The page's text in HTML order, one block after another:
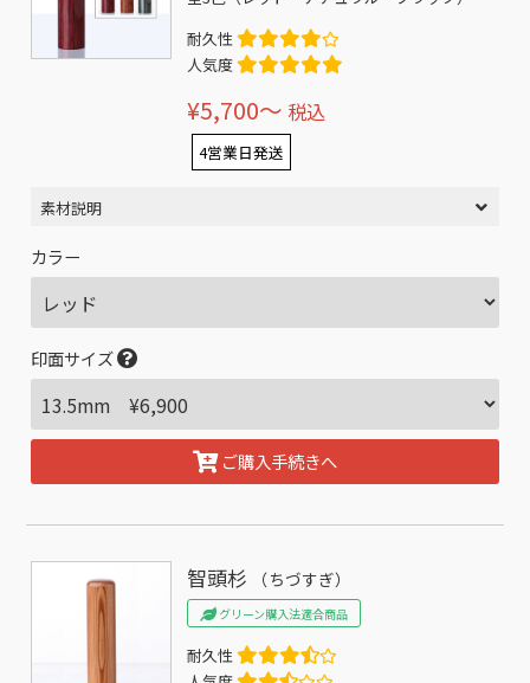
耐久性
人気度
¥5,700〜 税込
4営業日発送
素材説明
カラー
印面サイズ
ご購入手続きへ
智頭杉 （ちづすぎ）
グリーン購入法適合商品
耐久性